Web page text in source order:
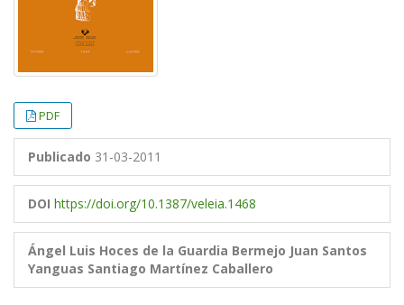
PDF
Publicado 31-03-2011
DOI https://doi.org/10.1387/veleia.1468
Ángel Luis Hoces de la Guardia Bermejo Juan Santos
Yanguas Santiago Martínez Caballero